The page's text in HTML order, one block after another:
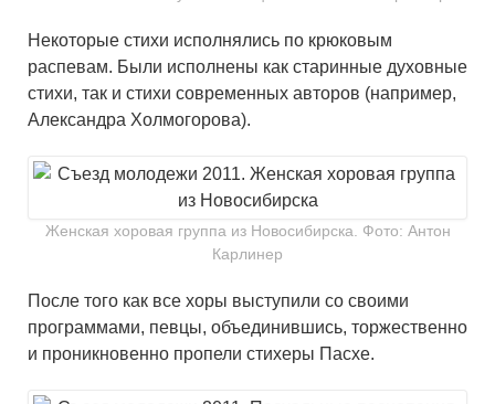
Некоторые стихи исполнялись по крюковым
распевам. Были исполнены как старинные духовные
стихи, так и стихи современных авторов (например,
Александра Холмогорова).
Женская хоровая группа из Новосибирска. Фото: Антон
Карлинер
После того как все хоры выступили со своими
программами, певцы, объединившись, торжественно
и проникновенно пропели стихеры Пасхе.